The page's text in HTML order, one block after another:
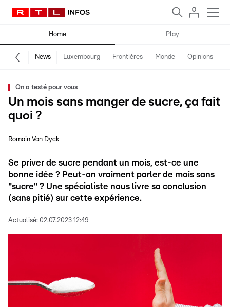
Home Play
News Luxembourg Frontières Monde Opinions
On a testé pour vous
Un mois sans manger de sucre, ça fait
quoi ?
Romain Van Dyck
Se priver de sucre pendant un mois, est-ce une
bonne idée ? Peut-on vraiment parler de mois sans
"sucre" ? Une spécialiste nous livre sa conclusion
(sans pitié) sur cette expérience.
Actualisé: 02.07.2023 12:49